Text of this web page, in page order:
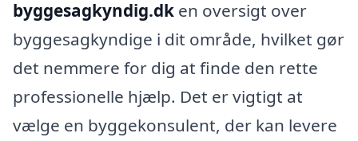
byggesagkyndig.dk en oversigt over
byggesagkyndige i dit område, hvilket gør
det nemmere for dig at finde den rette
professionelle hjælp. Det er vigtigt at
vælge en byggekonsulent, der kan levere